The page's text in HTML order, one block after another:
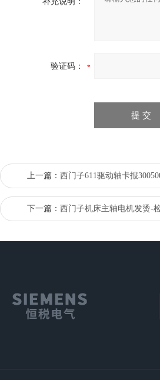
验证码：
上一篇： 西门子611驱动轴卡报
下一篇： 西门子机床主轴电机发烫-